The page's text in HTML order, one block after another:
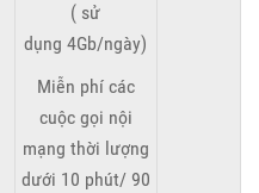
( sử
dụng 4Gb/ngày)
Miễn phí các
cuộc gọi nội
mạng thời lượng
dưới 10 phút/ 90